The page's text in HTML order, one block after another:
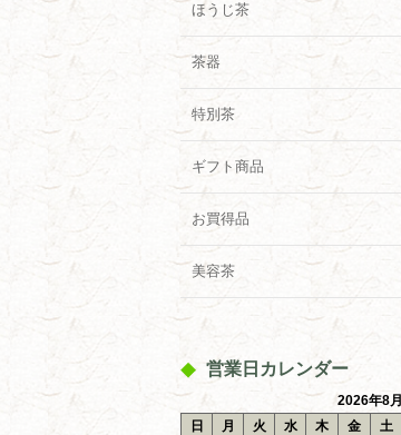
ほうじ茶
茶器
特別茶
ギフト商品
お買得品
美容茶
営業日カレンダー
2026年8月
日
月 火 水 木 金
土